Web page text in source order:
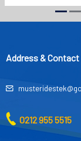
Address & Contact
0212 955 5515